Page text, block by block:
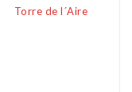
Torre de l´Aire